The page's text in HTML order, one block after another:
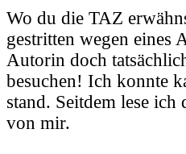
Wo du die TAZ
gestritten wegen eines
Autorin doch
besuchen! Ich konnte
stand. Seitdem lese
von mir.